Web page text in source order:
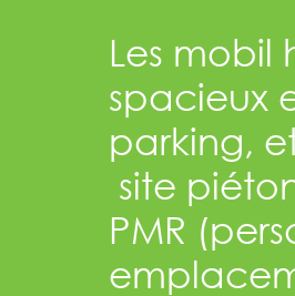
Les mobil
spacieux
parking,
site
PMR